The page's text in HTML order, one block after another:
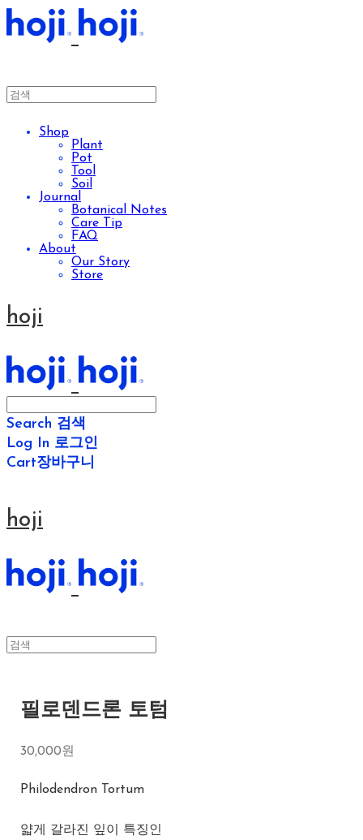
Shop
Plant
Pot
Tool
Soil
Journal
Botanical Notes
Care Tip
FAQ
About
Our Story
Store
hoji
Search 검색
Log In 로그인
Cart장바구니
hoji
필로덴드론 토텀
30,000원
Philodendron Tortum
얇게 갈라진 잎이 특징인